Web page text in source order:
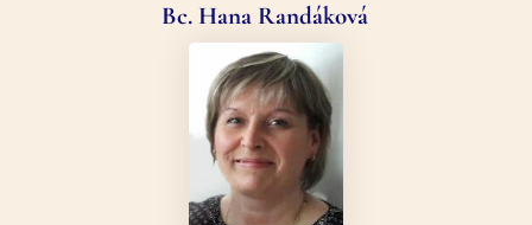
Bc. Hana Randáková